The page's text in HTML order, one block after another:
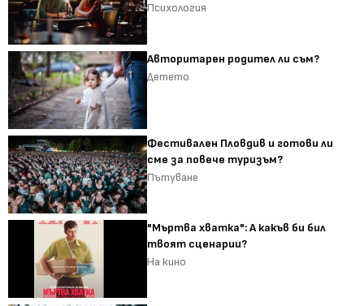
Психология
Авторитарен родител ли съм?
Детето
Фестивален Пловдив и готови ли
сме за повече туризъм?
Пътуване
"Мъртва хватка": А какъв би бил
твоят сценарии?
На кино